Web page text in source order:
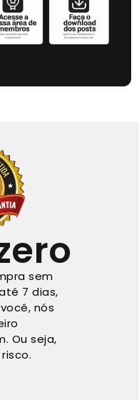
sem
7 dias,
nós
Ou seja,